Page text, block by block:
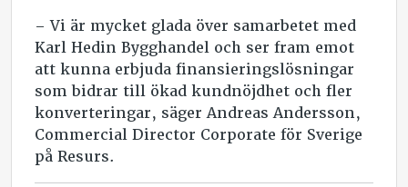
– Vi är mycket glada över samarbetet med
Karl Hedin Bygghandel och ser fram emot
att kunna erbjuda finansieringslösningar
som bidrar till ökad kundnöjdhet och fler
konverteringar, säger Andreas Andersson,
Commercial Director Corporate för Sverige
på Resurs.